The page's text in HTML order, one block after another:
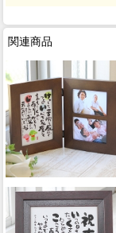
関連商品